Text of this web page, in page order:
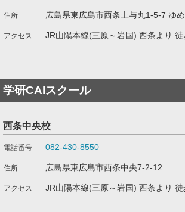
広島県東広島市西条土与丸1-5-7 ゆ
JR山陽本線(三原～岩国) 西条より
学研CAIスクール
西条中央校
082-430-8550
広島県東広島市西条中央7-2-12
JR山陽本線(三原～岩国) 西条より